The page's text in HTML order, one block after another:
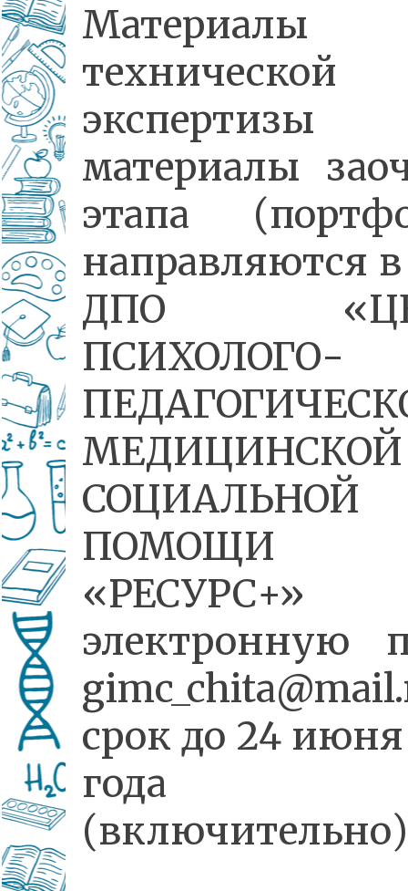
Материалы
технической
материалы
этапа
направляются
ДПО
ПСИХОЛОГО-
СОЦИАЛЬНОЙ
ПОМОЩИ
электронную
срок до 24
года